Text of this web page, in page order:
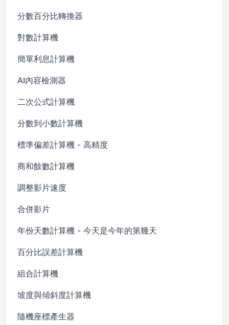
分數百分比轉換器
對數計算機
簡單利息計算機
AI內容檢測器
二次公式計算機
分數到小數計算機
標準偏差計算機 - 高精度
商和餘數計算機
調整影片速度
合併影片
年份天數計算機 - 今天是今年的第幾天
百分比誤差計算機
組合計算機
坡度與傾斜度計算機
隨機座標產生器